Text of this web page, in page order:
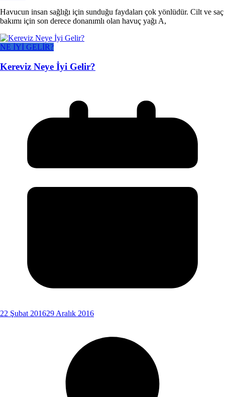
Havucun insan sağlığı için sunduğu faydaları çok yönlüdür. Cilt ve saç
bakımı için son derece donanımlı olan havuç yağı A,
NE İYİ GELİR?
Kereviz Neye İyi Gelir?
22 Şubat 201629 Aralık 2016